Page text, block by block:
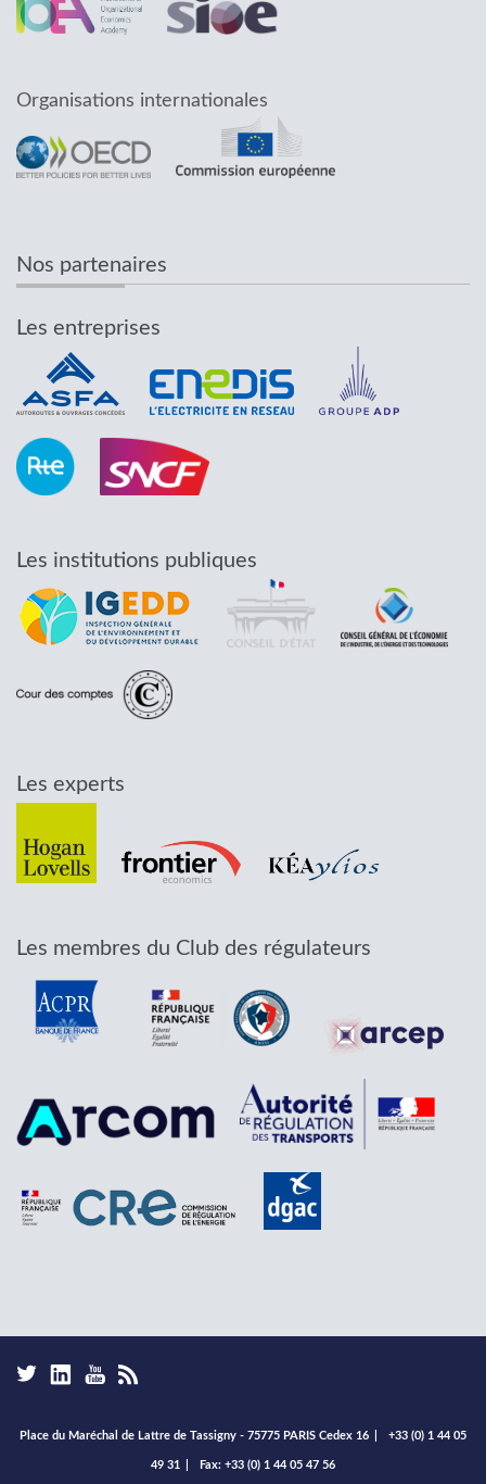
Organisations internationales
Nos partenaires
Les entreprises
Les institutions publiques
Les experts
Les membres du Club des régulateurs
Place du Maréchal de Lattre de Tassigny - 75775 PARIS Cedex 16 +33 (0) 1 44 05
49 31 Fax: +33 (0) 1 44 05 47 56